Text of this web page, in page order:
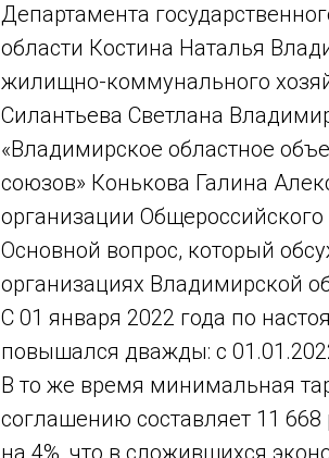
Департамента
области Костина Наталья
жилищно-коммунального
Силантьева Светлана
«Владимирское областное
союзов» Конькова Галина
организации
Основной вопрос, который
организациях Владимирской
С 01 января 2022 года по
повышался дважды: с
В то же время минимальная
соглашению составляет 11
на 4%, что в сложившихся